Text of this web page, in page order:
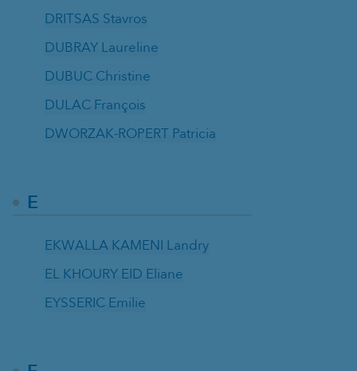
DRITSAS Stavros
DUBRAY Laureline
DUBUC Christine
DULAC François
DWORZAK-ROPERT Patricia
E
EKWALLA KAMENI Landry
EL KHOURY EID Eliane
EYSSERIC Emilie